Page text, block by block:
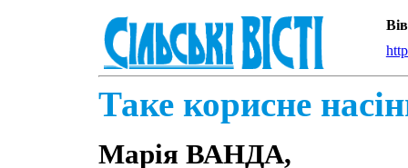
Таке корисне
Марія ВАНДА,